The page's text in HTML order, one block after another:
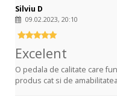
Silviu D
09.02.2023, 20:10
Excelent
O pedala de calitate care
produs cat si de